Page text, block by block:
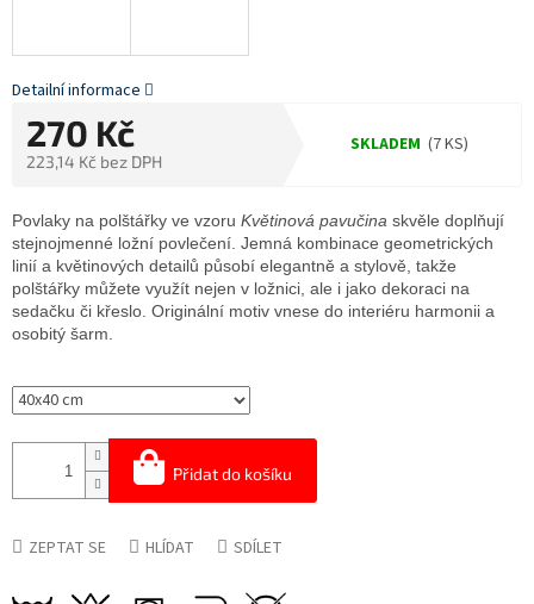
270 Kč
223,14 Kč bez DPH
SKLADEM (7 KS)
Přidat do košíku
Povlaky na polštářky ve vzoru Květinová pavučina skvěle doplňují
stejnojmenné ložní povlečení. Jemná kombinace geometrických
linií a květinových detailů působí elegantně a stylově, takže
polštářky můžete využít nejen v ložnici, ale i jako dekoraci na
sedačku či křeslo. Originální motiv vnese do interiéru harmonii a
osobitý šarm.
Detailní informace
ZEPTAT SE HLÍDAT SDÍLET